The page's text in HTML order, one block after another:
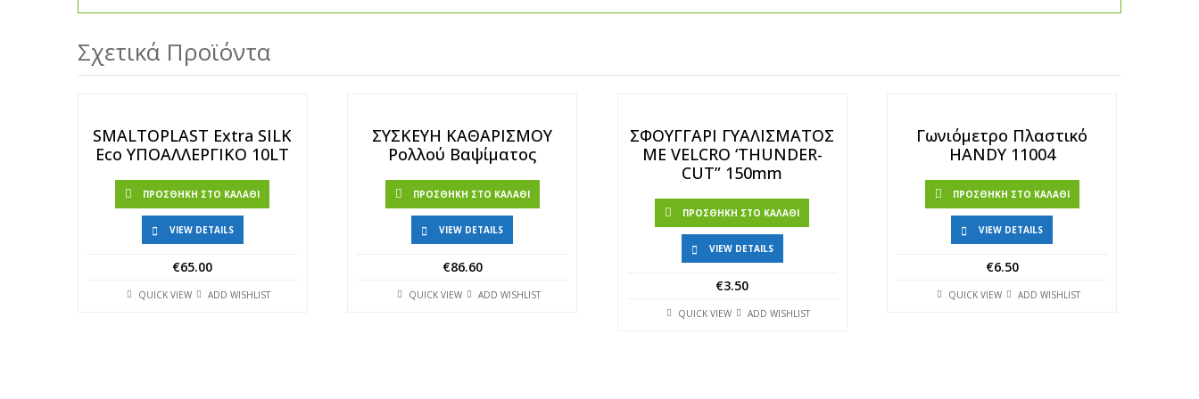
Σχετικά Προϊόντα
SMALTOPLAST Extra SILK
Eco ΥΠΟΑΛΛΕΡΓΙΚΟ 10LT
ΠΡΟΣΘΉΚΗ ΣΤΟ ΚΑΛΆΘΙ
VIEW DETAILS
€65.00
QUICK VIEW ADD WISHLIST
ΣΥΣΚΕΥΗ ΚΑΘΑΡΙΣΜΟΥ
Ρολλού Βαψίματος
ΠΡΟΣΘΉΚΗ ΣΤΟ ΚΑΛΆΘΙ
VIEW DETAILS
€86.60
QUICK VIEW ADD WISHLIST
ΣΦΟΥΓΓΑΡΙ ΓΥΑΛΙΣΜΑΤΟΣ
ΜΕ VELCRO ‘THUNDER-
CUT” 150mm
ΠΡΟΣΘΉΚΗ ΣΤΟ ΚΑΛΆΘΙ
VIEW DETAILS
€3.50
QUICK VIEW ADD WISHLIST
Γωνιόμετρο Πλαστικό
HANDY 11004
ΠΡΟΣΘΉΚΗ ΣΤΟ ΚΑΛΆΘΙ
VIEW DETAILS
€6.50
QUICK VIEW ADD WISHLIST